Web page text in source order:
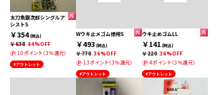
太刀魚銀次郎シングルア
シストS
￥354(税込)
￥638 44%OFF
10ポイント（3％還元）
#アウトレット
Wウキ止メゴム徳用S
￥493 (税込)
￥770 36%OFF
13ポイント（3％還元）
#アウトレット
ウキ止めゴムLL
￥141 (税込)
￥220 36%OFF
4ポイント（3％還元）
#アウトレット